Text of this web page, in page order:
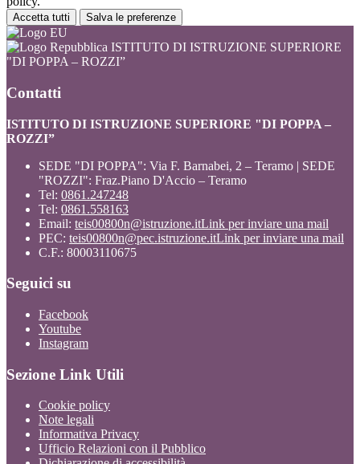
Accetta tutti Salva le preferenze
ISTITUTO DI ISTRUZIONE SUPERIORE
"DI POPPA – ROZZI”
Contatti
ISTITUTO DI ISTRUZIONE SUPERIORE "DI POPPA –
ROZZI”
SEDE "DI POPPA": Via F. Barnabei, 2 – Teramo | SEDE
"ROZZI": Fraz.Piano D'Accio – Teramo
Tel: 0861.247248
Tel: 0861.558163
Email: teis00800n@istruzione.itLink per inviare una mail
PEC: teis00800n@pec.istruzione.itLink per inviare una mail
C.F.: 80003110675
Seguici su
Facebook
Youtube
Instagram
Sezione Link Utili
Cookie policy
Note legali
Informativa Privacy
Ufficio Relazioni con il Pubblico